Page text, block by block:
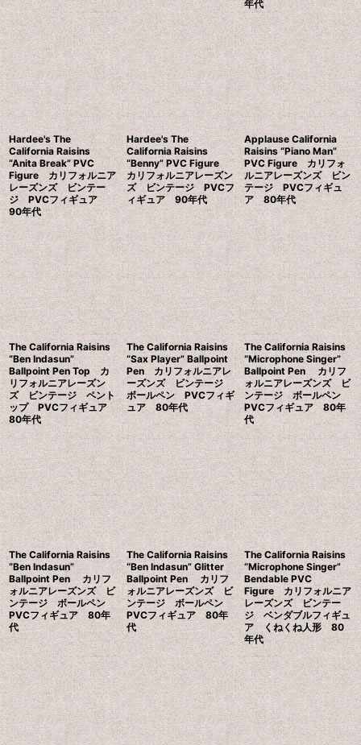
年代
Hardee's The
California Raisins
“Anita Break” PVC
Figure カリフォルニア
レーズンズ ビンテー
ジ PVCフィギュア
90年代
Hardee's The
California Raisins
“Benny” PVC Figure
カリフォルニアレーズン
ズ ビンテージ PVCフ
ィギュア 90年代
Applause California
Raisins “Piano Man”
PVC Figure カリフォ
ルニアレーズンズ ビン
テージ PVCフィギュ
ア 80年代
The California Raisins
“Ben Indasun”
Ballpoint Pen Top カ
リフォルニアレーズン
ズ ビンテージ ペント
ップ PVCフィギュア
80年代
The California Raisins
“Sax Player” Ballpoint
Pen カリフォルニアレ
ーズンズ ビンテージ
ボールペン PVCフィギ
ュア 80年代
The California Raisins
“Microphone Singer”
Ballpoint Pen カリフ
ォルニアレーズンズ ビ
ンテージ ボールペン
PVCフィギュア 80年
代
The California Raisins
“Ben Indasun”
Ballpoint Pen カリフ
ォルニアレーズンズ ビ
ンテージ ボールペン
PVCフィギュア 80年
代
The California Raisins
“Ben Indasun” Glitter
Ballpoint Pen カリフ
ォルニアレーズンズ ビ
ンテージ ボールペン
PVCフィギュア 80年
代
The California Raisins
“Microphone Singer”
Bendable PVC
Figure カリフォルニア
レーズンズ ビンテー
ジ ベンダブルフィギュ
ア くねくね人形 80
年代